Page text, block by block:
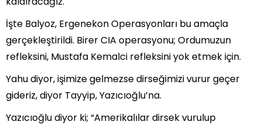
İşte Balyoz, Ergenekon Operasyonları bu amaçla
gerçekleştirildi. Birer CIA operasyonu; Ordumuzun
refleksini, Mustafa Kemalci refleksini yok etmek için.
Yahu diyor, işimize gelmezse dirseğimizi vurur geçer
gideriz, diyor Tayyip, Yazıcıoğlu’na.
Yazıcıoğlu diyor ki; “Amerikalılar dirsek vurulup